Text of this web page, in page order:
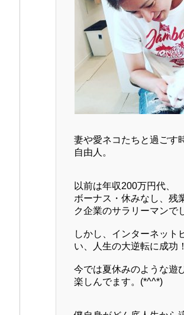
妻や愛ネコたちと過ごす
自由人。
以前は年収200万円代、
ボーナス・休みなし、残
ク企業のサラリーマンで
しかし、インターネット
い、人生の大逆転に成功！
今では夏休みのような遊
楽しんでます。(*^^*)